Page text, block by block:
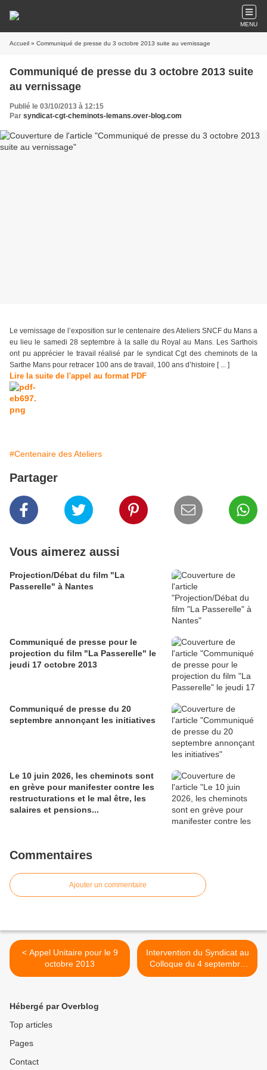
MENU
Accueil » Communiqué de presse du 3 octobre 2013 suite au vernissage
Communiqué de presse du 3 octobre 2013 suite
au vernissage
Publié le 03/10/2013 à 12:15
Par syndicat-cgt-cheminots-lemans.over-blog.com
Le vernissage de l’exposition sur le centenaire des Ateliers SNCF du Mans a
eu lieu le samedi 28 septembre à la salle du Royal au Mans. Les Sarthois
ont pu apprécier le travail réalisé par le syndicat Cgt des cheminots de la
Sarthe Mans pour retracer 100 ans de travail, 100 ans d’histoire [ ... ]
Lire la suite de l'appel au format PDF
#Centenaire des Ateliers
Partager
Vous aimerez aussi
Projection/Débat du film "La
Passerelle" à Nantes
Communiqué de presse pour le
projection du film "La Passerelle" le
jeudi 17 octobre 2013
Communiqué de presse du 20
septembre annonçant les initiatives
Le 10 juin 2026, les cheminots sont
en grève pour manifester contre les
restructurations et le mal être, les
salaires et pensions...
Commentaires
Ajouter un commentaire
< Appel Unitaire pour le 9
octobre 2013
Intervention du Syndicat au
Colloque du 4 septembre
2013 à Nantes >
Hébergé par Overblog
Top articles
Pages
Contact